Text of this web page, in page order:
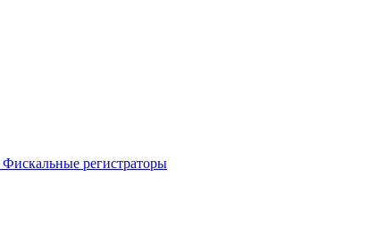
Фискальные регистраторы